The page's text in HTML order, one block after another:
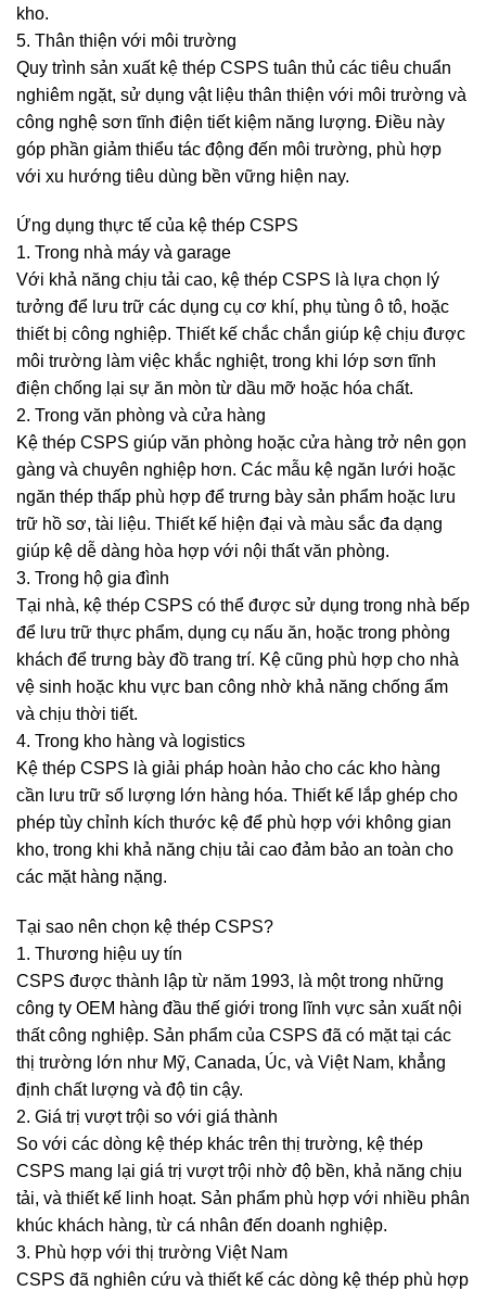
kho.
5. Thân thiện với môi trường
Quy trình sản xuất kệ thép CSPS tuân thủ các tiêu chuẩn
nghiêm ngặt, sử dụng vật liệu thân thiện với môi trường và
công nghệ sơn tĩnh điện tiết kiệm năng lượng. Điều này
góp phần giảm thiểu tác động đến môi trường, phù hợp
với xu hướng tiêu dùng bền vững hiện nay.
Ứng dụng thực tế của kệ thép CSPS
1. Trong nhà máy và garage
Với khả năng chịu tải cao, kệ thép CSPS là lựa chọn lý
tưởng để lưu trữ các dụng cụ cơ khí, phụ tùng ô tô, hoặc
thiết bị công nghiệp. Thiết kế chắc chắn giúp kệ chịu được
môi trường làm việc khắc nghiệt, trong khi lớp sơn tĩnh
điện chống lại sự ăn mòn từ dầu mỡ hoặc hóa chất.
2. Trong văn phòng và cửa hàng
Kệ thép CSPS giúp văn phòng hoặc cửa hàng trở nên gọn
gàng và chuyên nghiệp hơn. Các mẫu kệ ngăn lưới hoặc
ngăn thép thấp phù hợp để trưng bày sản phẩm hoặc lưu
trữ hồ sơ, tài liệu. Thiết kế hiện đại và màu sắc đa dạng
giúp kệ dễ dàng hòa hợp với nội thất văn phòng.
3. Trong hộ gia đình
Tại nhà, kệ thép CSPS có thể được sử dụng trong nhà bếp
để lưu trữ thực phẩm, dụng cụ nấu ăn, hoặc trong phòng
khách để trưng bày đồ trang trí. Kệ cũng phù hợp cho nhà
vệ sinh hoặc khu vực ban công nhờ khả năng chống ẩm
và chịu thời tiết.
4. Trong kho hàng và logistics
Kệ thép CSPS là giải pháp hoàn hảo cho các kho hàng
cần lưu trữ số lượng lớn hàng hóa. Thiết kế lắp ghép cho
phép tùy chỉnh kích thước kệ để phù hợp với không gian
kho, trong khi khả năng chịu tải cao đảm bảo an toàn cho
các mặt hàng nặng.
Tại sao nên chọn kệ thép CSPS?
1. Thương hiệu uy tín
CSPS được thành lập từ năm 1993, là một trong những
công ty OEM hàng đầu thế giới trong lĩnh vực sản xuất nội
thất công nghiệp. Sản phẩm của CSPS đã có mặt tại các
thị trường lớn như Mỹ, Canada, Úc, và Việt Nam, khẳng
định chất lượng và độ tin cậy.
2. Giá trị vượt trội so với giá thành
So với các dòng kệ thép khác trên thị trường, kệ thép
CSPS mang lại giá trị vượt trội nhờ độ bền, khả năng chịu
tải, và thiết kế linh hoạt. Sản phẩm phù hợp với nhiều phân
khúc khách hàng, từ cá nhân đến doanh nghiệp.
3. Phù hợp với thị trường Việt Nam
CSPS đã nghiên cứu và thiết kế các dòng kệ thép phù hợp